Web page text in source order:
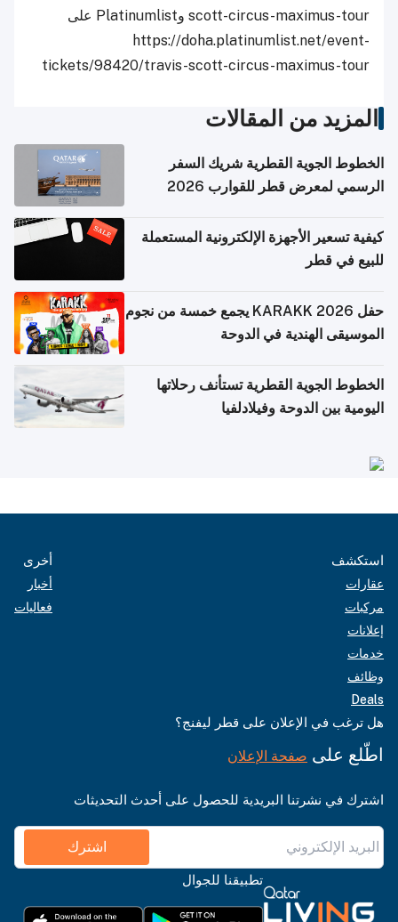
scott-circus-maximus-tour وPlatinumlist على
https://doha.platinumlist.net/event-
tickets/98420/travis-scott-circus-maximus-tour
من المقالات
الجوية القطرية شريك السفر
لمعرض قطر للقوارب 2026
تسعير الأجهزة الإلكترونية المستعملة
في قطر
حفل KARAKK 2026 يجمع خمسة من نجوم
الهندية في الدوحة
الجوية القطرية تستأنف رحلاتها
بين الدوحة وفيلادلفيا
أخرى
فعاليات
ترغب في الإعلان على قطر ليفنج؟
علىصفحة الإعلان
في نشرتنا البريدية للحصول على أحدث التحديثات
اشترك
تطبيقنا للجوال